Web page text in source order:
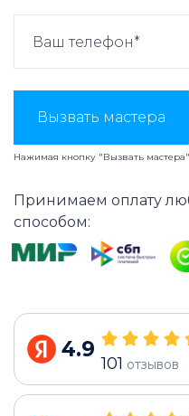
Вызвать мастера
Нажимая кнопку "Вызвать
Принимаем оплату
способом:
4.9
101 отзывов